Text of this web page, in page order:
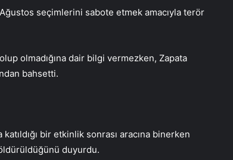
Ağustos seçimlerini sabote etmek amacıyla terör
olmadığına dair bilgi vermezken, Zapata
bahsetti.
bir etkinlik sonrası aracına binerken
duyurdu.